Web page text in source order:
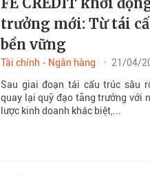
trưởng mới: Từ tái
bền vững
Tài chính - Ngân hàng
21/04/
Sau giai đoạn tái cấu trúc sâu
quay lại quỹ đạo tăng trưởng với
lược kinh doanh khác biệt,...